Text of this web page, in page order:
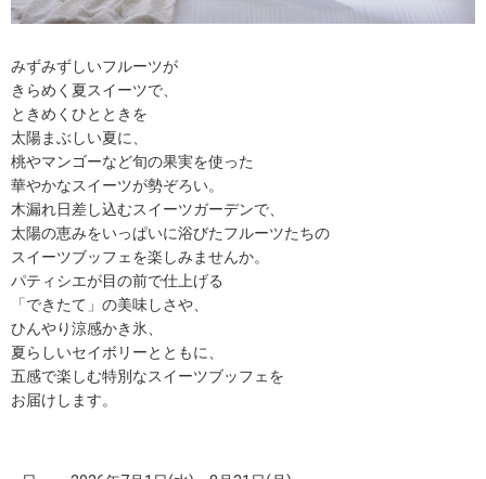
みずみずしいフルーツが
きらめく夏スイーツで、
ときめくひとときを
太陽まぶしい夏に、
桃やマンゴーなど旬の果実を使った
華やかなスイーツが勢ぞろい。
木漏れ日差し込むスイーツガーデンで、
太陽の恵みをいっぱいに浴びたフルーツたちの
スイーツブッフェを楽しみませんか。
パティシエが目の前で仕上げる
「できたて」の美味しさや、
ひんやり涼感かき氷、
夏らしいセイボリーとともに、
五感で楽しむ特別なスイーツブッフェを
お届けします。